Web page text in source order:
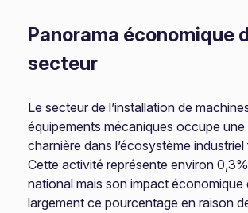
Panorama économique
secteur
Le secteur de l’installation de
équipements mécaniques occupe
charnière dans l’écosystème
Cette activité représente environ
national mais son impact économique
largement ce pourcentage en raison